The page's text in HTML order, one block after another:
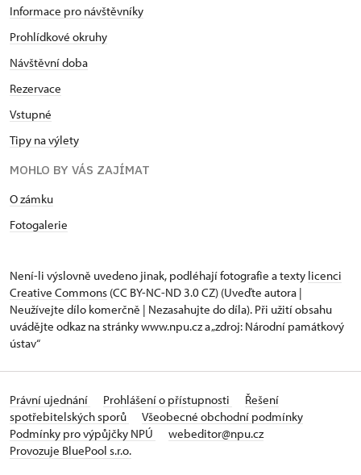
Informace pro návštěvníky
Prohlídkové okruhy
Návštěvní doba
Rezervace
Vstupné
Tipy na výlety
MOHLO BY VÁS ZAJÍMAT
O zámku
Fotogalerie
Není-li výslovně uvedeno jinak, podléhají fotografie a texty licenci
Creative Commons (CC BY-NC-ND 3.0 CZ) (Uveďte autora |
Neužívejte dílo komerčně | Nezasahujte do díla). Při užití obsahu
uvádějte odkaz na stránky www.npu.cz a „zdroj: Národní památkový
ústav“
Právní ujednání Prohlášení o přístupnosti
Řešení
spotřebitelských sporů
Všeobecné obchodní podmínky
Podmínky pro výpůjčky NPÚ
webeditor@npu.cz
Provozuje BluePool s.r.o.